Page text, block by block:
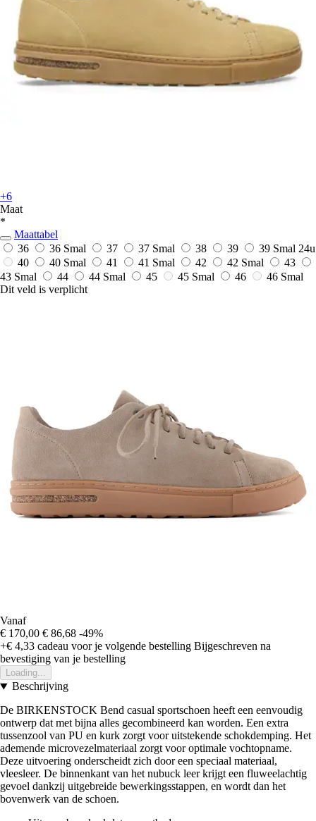
+6
Maat
*
Maattabel
36
36 Smal 37 37 Smal 38 39 39 Smal 24u
40
40 Smal 41 41 Smal 42 42 Smal
43
43 Smal
44 44 Smal 45 45 Smal 46
46 Smal
Dit veld is verplicht
Vanaf
€ 170,00 € 86,68 -49%
+€ 4,33 cadeau voor je volgende bestelling Bijgeschreven na
bevestiging van je bestelling
Loading...
Beschrijving
De BIRKENSTOCK Bend casual sportschoen heeft een eenvoudig
ontwerp dat met bijna alles gecombineerd kan worden. Een extra
tussenzool van PU en kurk zorgt voor uitstekende schokdemping. Het
ademende microvezelmateriaal zorgt voor optimale vochtopname.
Deze uitvoering onderscheidt zich door een speciaal materiaal,
vleesleer. De binnenkant van het nubuck leer krijgt een fluweelachtig
gevoel dankzij uitgebreide bewerkingsstappen, en wordt dan het
bovenwerk van de schoen.